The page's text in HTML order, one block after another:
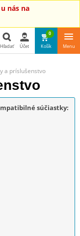
nás na
Hľadať
Hľadať Účet
0
Košík Menu
a príslušenstvo
súčiastky: